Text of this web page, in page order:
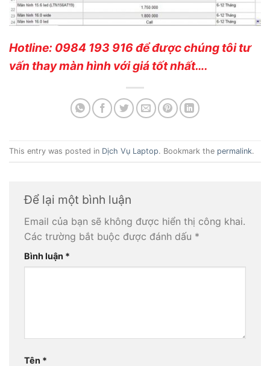
Hotline: 0984 193 916 để được chúng tôi tư
vấn thay màn hình với giá tốt nhất….
This entry was posted in Dịch Vụ Laptop. Bookmark the permalink.
Để lại một bình luận
Email của bạn sẽ không được hiển thị công khai.
Các trường bắt buộc được đánh dấu *
Bình luận *
Tên *